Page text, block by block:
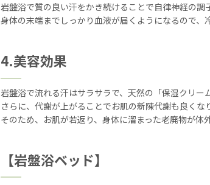
岩盤浴で質の良い汗をかき続けることで自律神経の調
身体の末端までしっかり血液が届くようになるので、
4.美容効果
岩盤浴で流れる汗はサラサラで、天然の「保湿クリー
さらに、代謝が上がることでお肌の新陳代謝も良くな
そのため、お肌が若返り、身体に溜まった老廃物が体
【岩盤浴ベッド】